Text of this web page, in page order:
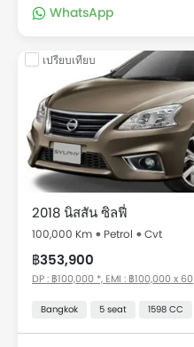
WhatsApp
เปรียบเทียบ
2018 นิสสัน ซิลฟี่
100,000 Km Petrol Cvt
฿353,900
DP : ฿100,000 *, EMI : ฿100,000 x 60
Bangkok 5 seat 1598 CC